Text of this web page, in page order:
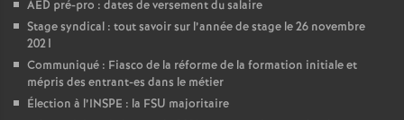
AED pré-pro : dates de versement du salaire
Stage syndical : tout savoir sur l’année de stage le 26 novembre
2021
Communiqué : Fiasco de la réforme de la formation initiale et
mépris des entrant-es dans le métier
Élection à l’INSPE : la FSU majoritaire